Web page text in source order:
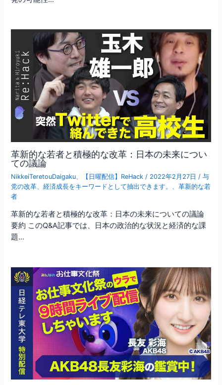
革新的な若者と積極的な改革：日本の未来につい
ての議論
NikkeiTeretouDaigaku 【日曜配信】ReHack / 2022年2月27日 /与
党の改革 、経済成長をキーワードとして抽出できます。 、革新的な若
者
革新的な若者と積極的な改革：日本の未来についての議論
要約 このQ&A記事では、日本の政治的な状況と経済的な課
題…